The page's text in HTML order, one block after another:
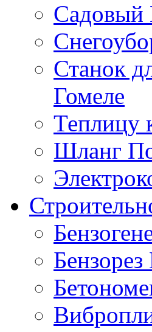
Садовый
Станок
Гомеле
Теплицу
Шланг